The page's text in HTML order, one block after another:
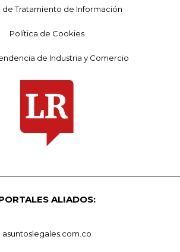
de Tratamiento de Información
Política de Cookies
de Industria y Comercio
ALIADOS:
asuntoslegales.com.co